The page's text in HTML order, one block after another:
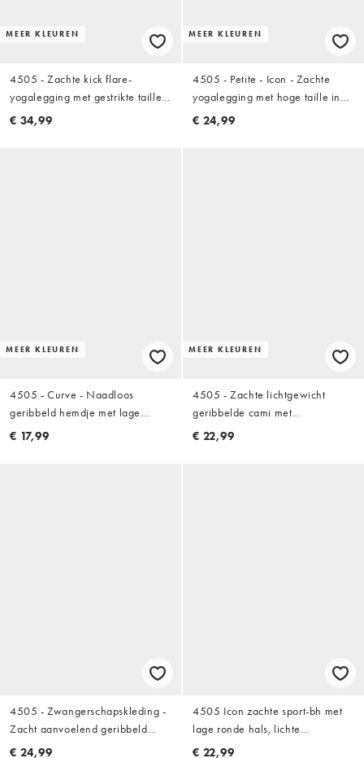
MEER KLEUREN
4505 - Zachte kick flare-
yogalegging met gestrikte taille
in zwart
€ 34,99
MEER KLEUREN
4505 - Petite - Icon - Zachte
yogalegging met hoge taille in
zwart
€ 24,99
MEER KLEUREN
4505 - Curve - Naadloos
geribbeld hemdje met lage
ronde hals en racerback in zwart
€ 17,99
MEER KLEUREN
4505 - Zachte lichtgewicht
geribbelde cami met
ingebouwde bh in wit
€ 22,99
4505 - Zwangerschapskleding -
Zacht aanvoelend geribbeld
hemdje met bh aan de
€ 24,99
4505 Icon zachte sport-bh met
lage ronde hals, lichte
ondersteuning en verstelbare
€ 22,99